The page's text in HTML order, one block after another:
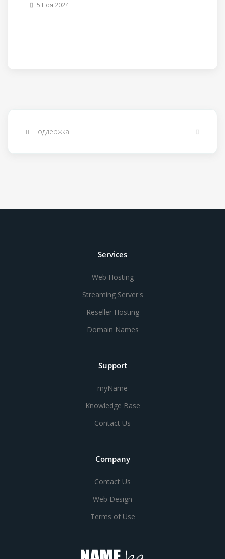
5 Ноя 2024
Поддержка
Services
Web Hosting
Streaming Server's
Reseller Hosting
Domain Names
Support
myName
Knowledge Base
Contact Us
Company
Contact Us
Web Design
Terms of Use